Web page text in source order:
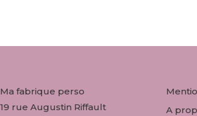
Ma fabrique perso
19 rue Augustin Riffault
A